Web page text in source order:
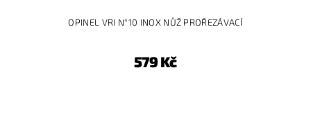
OPINEL VRI N°10 INOX NŮŽ PROŘEZÁVACÍ
579 Kč